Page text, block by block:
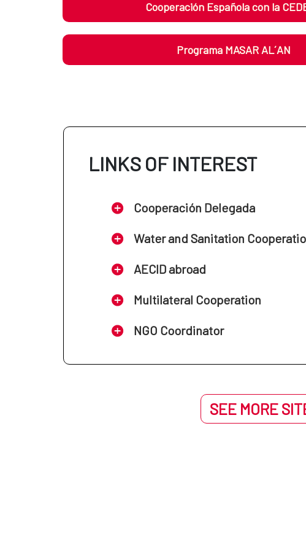
Cooperación Española con la
Programa MASAR AL´AN
LINKS OF INTEREST
Cooperación Delegada
Water and Sanitation
AECID abroad
Multilateral Cooperation
NGO Coordinator
SEE MORE